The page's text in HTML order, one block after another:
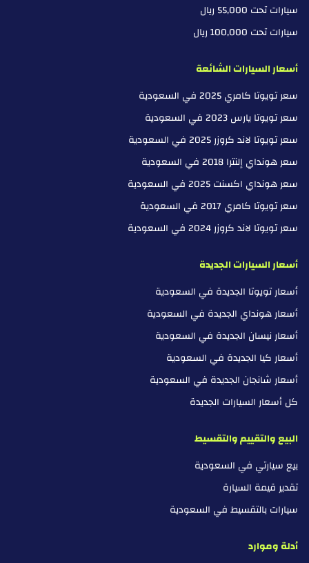
سيارات تحت 55,000 ريال
سيارات تحت 100,000 ريال
أسعار السيارات الشائعة
سعر تويوتا كامري 2025 في السعودية
سعر تويوتا يارس 2023 في السعودية
سعر تويوتا لاند كروزر 2025 في السعودية
سعر هونداي إلنترا 2018 في السعودية
سعر هونداي اكسنت 2025 في السعودية
سعر تويوتا كامري 2017 في السعودية
سعر تويوتا لاند كروزر 2024 في السعودية
أسعار السيارات الجديدة
أسعار تويوتا الجديدة في السعودية
أسعار هونداي الجديدة في السعودية
أسعار نيسان الجديدة في السعودية
أسعار كيا الجديدة في السعودية
أسعار شانجان الجديدة في السعودية
كل أسعار السيارات الجديدة
البيع والتقييم والتقسيط
بيع سيارتي في السعودية
تقدير قيمة السيارة
سيارات بالتقسيط في السعودية
أدلة وموارد